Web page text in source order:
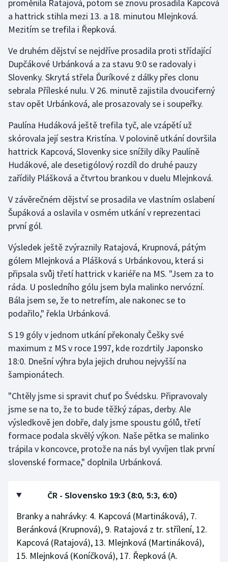
proměnila Ratajová, potom se znovu prosadila Kapcová
a hattrick stihla mezi 13. a 18. minutou Mlejnková.
Mezitím se trefila i Řepková.
Ve druhém dějství se nejdříve prosadila proti střídající
Dupčákové Urbánková a za stavu 9:0 se radovaly i
Slovenky. Skrytá střela Ďuríkové z dálky přes clonu
sebrala Příleské nulu. V 26. minutě zajistila dvouciferný
stav opět Urbánková, ale prosazovaly se i soupeřky.
Paulína Hudáková ještě trefila tyč, ale vzápětí už
skórovala její sestra Kristína. V polovině utkání dovršila
hattrick Kapcová, Slovenky sice snížily díky Paulíně
Hudákové, ale desetigólový rozdíl do druhé pauzy
zařídily Plášková a čtvrtou brankou v duelu Mlejnková.
V závěrečném dějství se prosadila ve vlastním oslabení
Šupáková a oslavila v osmém utkání v reprezentaci
první gól.
Výsledek ještě zvýraznily Ratajová, Krupnová, pátým
gólem Mlejnková a Plášková s Urbánkovou, která si
připsala svůj třetí hattrick v kariéře na MS. "Jsem za to
ráda. U posledního gólu jsem byla malinko nervózní.
Bála jsem se, že to netrefím, ale nakonec se to
podařilo," řekla Urbánková.
S 19 góly v jednom utkání překonaly Češky své
maximum z MS v roce 1997, kde rozdrtily Japonsko
18:0. Dnešní výhra byla jejich druhou nejvyšší na
šampionátech.
"Chtěly jsme si spravit chuť po Švédsku. Připravovaly
jsme se na to, že to bude těžký zápas, derby. Ale
výsledkově jen dobře, daly jsme spoustu gólů, třetí
formace podala skvělý výkon. Naše pětka se malinko
trápila v koncovce, protože na nás byl vyvíjen tlak první
slovenské formace," doplnila Urbánková.
ČR - Slovensko 19:3 (8:0, 5:3, 6:0)
Branky a nahrávky: 4. Kapcová (Martináková), 7.
Beránková (Krupnová), 9. Ratajová z tr. střílení, 12.
Kapcová (Ratajová), 13. Mlejnková (Martináková),
15. Mlejnková (Koníčková), 17. Řepková (A.